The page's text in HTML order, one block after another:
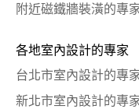
附近磁鐵牆裝潢的專
各地室內設計的專家
台北市室內設計的專
新北市室內設計的專